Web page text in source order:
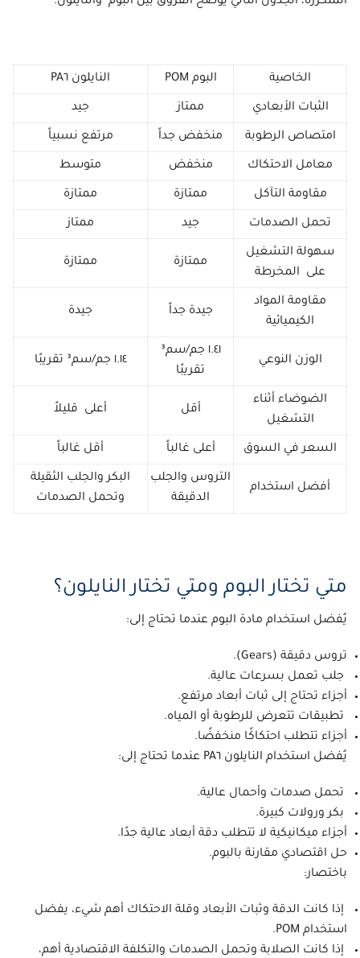
الخاصية البوم POM النايلون PA٦
الثبات الأبعادي ممتاز جيد
امتصاص الرطوبة منخفض جداً مرتفع نسبياً
معامل الاحتكاك منخفض متوسط
مقاومة التآكل ممتازة ممتازة
تحمل الصدمات جيد ممتاز
سهولة التشغيل
على المخرطة
ممتازة ممتازة
مقاومة المواد
الكيميائية
جيدة جداً جيدة
الوزن النوعي
١.٤١ جم/سم³
تقريبًا
١.١٤ جم/سم³ تقريبًا
الضوضاء أثناء
التشغيل
أقل أعلى قليلاً
السعر في السوق أعلى غالباً أقل غالباً
أفضل استخدام
التروس والجلب
الدقيقة
البكر والجلب الثقيلة
وتحمل الصدمات
متي تختار البوم ومتي تختار النايلون؟
يُفضل استخدام مادة البوم عندما تحتاج إلى:
تروس دقيقة (Gears).
جلب تعمل بسرعات عالية.
أجزاء تحتاج إلى ثبات أبعاد مرتفع.
تطبيقات تتعرض للرطوبة أو المياه.
أجزاء تتطلب احتكاكًا منخفضًا.
يُفضل استخدام النايلون PA٦ عندما تحتاج إلى:
تحمل صدمات وأحمال عالية.
بكر ورولات كبيرة.
أجزاء ميكانيكية لا تتطلب دقة أبعاد عالية جدًا.
حل اقتصادي مقارنة بالبوم.
باختصار:
إذا كانت الدقة وثبات الأبعاد وقلة الاحتكاك أهم شيء، يفضل
استخدام POM.
إذا كانت الصلابة وتحمل الصدمات والتكلفة الاقتصادية أهم،